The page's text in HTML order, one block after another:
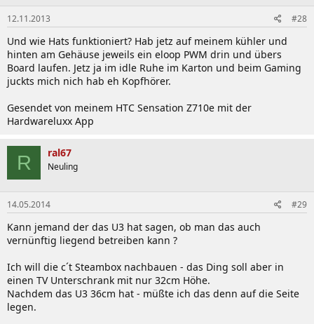
12.11.2013 #28
Und wie Hats funktioniert? Hab jetz auf meinem kühler und
hinten am Gehäuse jeweils ein eloop PWM drin und übers
Board laufen. Jetz ja im idle Ruhe im Karton und beim Gaming
juckts mich nich hab eh Kopfhörer.
Gesendet von meinem HTC Sensation Z710e mit der
Hardwareluxx App
R ral67
Neuling
14.05.2014 #29
Kann jemand der das U3 hat sagen, ob man das auch
vernünftig liegend betreiben kann ?
Ich will die c´t Steambox nachbauen - das Ding soll aber in
einen TV Unterschrank mit nur 32cm Höhe.
Nachdem das U3 36cm hat - müßte ich das denn auf die Seite
legen.